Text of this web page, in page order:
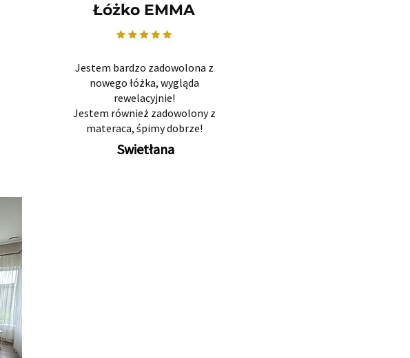
Łóżko EMMA
Jestem bardzo zadowolona z
nowego łóżka, wygląda
rewelacyjnie!
Jestem również zadowolony z
materaca, śpimy dobrze!
Swietłana